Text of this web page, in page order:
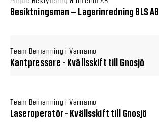
Besiktningsman – Lagerinredning BLS AB
Team Bemanning i Värnamo
Kantpressare - Kvällsskift till Gnosjö
Team Bemanning i Värnamo
Laseroperatör - Kvällsskift till Gnosjö